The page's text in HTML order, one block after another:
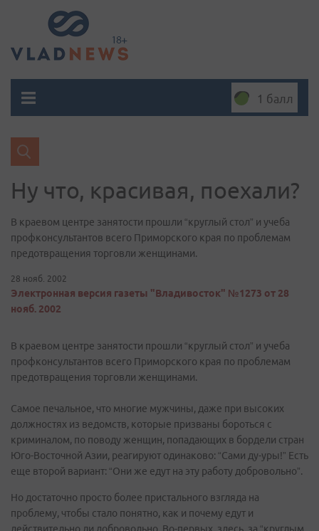
1 балл
Ну что, красивая, поехали?
В краевом центре занятости прошли “круглый стол” и учеба
профконсультантов всего Приморского края по проблемам
предотвращения торговли женщинами.
28 нояб. 2002
Электронная версия газеты "Владивосток" №1273 от 28
нояб. 2002
В краевом центре занятости прошли “круглый стол” и учеба
профконсультантов всего Приморского края по проблемам
предотвращения торговли женщинами.
Самое печальное, что многие мужчины, даже при высоких
должностях из ведомств, которые призваны бороться с
криминалом, по поводу женщин, попадающих в бордели стран
Юго-Восточной Азии, реагируют одинаково: “Сами ду-уры!” Есть
еще второй вариант: “Они же едут на эту работу добровольно”.
Но достаточно просто более пристального взгляда на
проблему, чтобы стало понятно, как и почему едут и